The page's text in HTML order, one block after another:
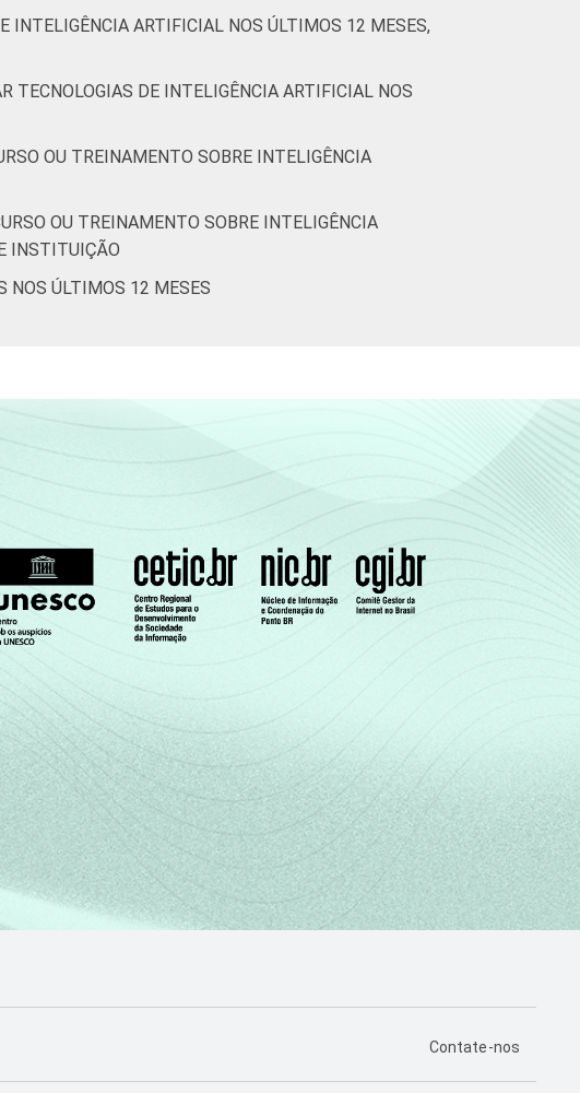
INTELIGÊNCIA ARTIFICIAL NOS ÚLTIMOS 12 MESES,
TECNOLOGIAS DE INTELIGÊNCIA ARTIFICIAL NOS
OU TREINAMENTO SOBRE INTELIGÊNCIA
OU TREINAMENTO SOBRE INTELIGÊNCIA
INSTITUIÇÃO
NOS ÚLTIMOS 12 MESES
PÁGINA DE
Contate-nos